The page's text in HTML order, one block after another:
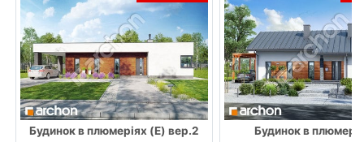
Будинок в плюмеріях (E) вер.2 Будинок в